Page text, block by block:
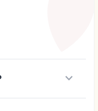
keyboard_arrow_down